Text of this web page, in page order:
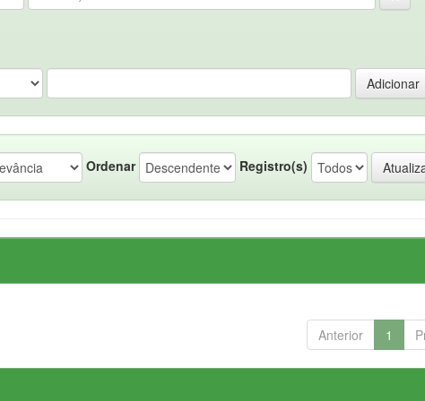
Ordenar Registro(s)
Anterior 1